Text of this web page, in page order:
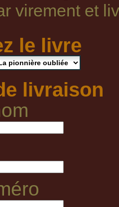
virement et
le livre
livraison